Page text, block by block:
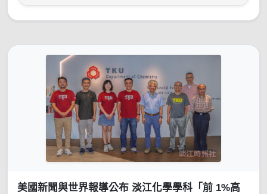
美國新聞與世界報導公布 淡江化學學科「前 1%高